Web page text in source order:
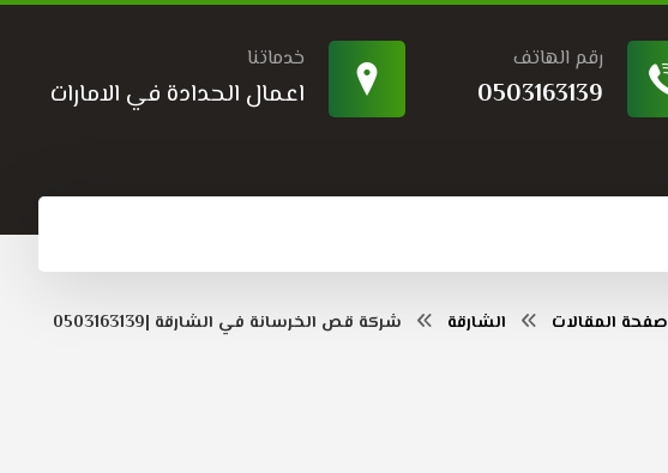
خدماتنا
اعمال الحدادة في الامارات
رقم الهاتف
0503163139
صفحة المقالات الشارقة شركة قص الخرسانة في الشارقة |0503163139